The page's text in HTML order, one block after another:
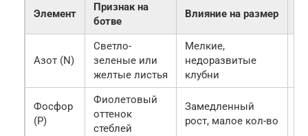
Элемент
Признак на
ботве
Влияние на размер
Азот (N)
Светло-
зеленые или
желтые листья
Мелкие,
недоразвитые
клубни
Фосфор
(P)
Фиолетовый
оттенок
стеблей
Замедленный
рост, малое кол-во